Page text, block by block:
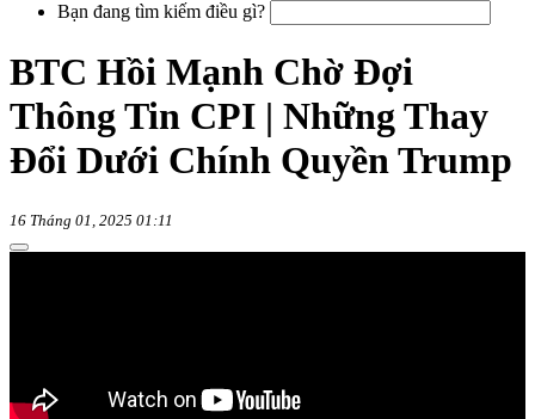
Bạn đang tìm kiếm điều gì?
BTC Hồi Mạnh Chờ Đợi
Thông Tin CPI | Những Thay
Đổi Dưới Chính Quyền Trump
16 Tháng 01, 2025 01:11